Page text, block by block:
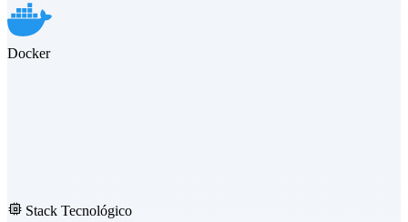
Docker
Stack Tecnológico